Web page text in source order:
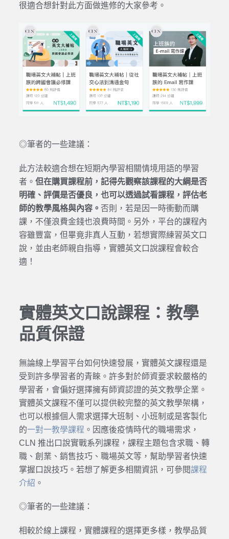
很適合想針對此方面做進修的大家參考。
◎筆者的一些建議：
此方法較適合想在短期內學習相關情境用語的學習
者。 但在購買課程前，記得先觀察該課程的大綱是否
明確、評價是否優良，也可以透過試看課程，評估老
師的教學風格與內容。 否則，若是因一時衝動而購
課，不僅浪費金錢也浪費時間。另外，平台的課程內
容雖豐富，但畢竟非真人互動，若想實際練習英文口
說，並由老師親自指導，實體英文口說課程會較合
適！
實體英文口說課程：教學
品質保證
無論線上學習平台如何快速發展，實體英文課程還是
受到許多學習者的青睞。許多對於師資要求較嚴格的
學習者，會偏好選擇擁有師資認證的英文教學企業。
實體英文課程不僅可以提供較完整的英文教學架構，
也可以根據個人需求選擇大班制、小班制或是客製化
的一對一教學課程 。因應後疫情時代的職場需求，
CLN 推出口說實戰系列課程，課程主題包含求職、轉
職、創業、銷售技巧、職場英文等，幫助學習者快速
掌握口說技巧。若想了解更多相關資訊，可參閱課程
介紹 。
◎筆者的一些建議：
相較於線上課程，實體課程的選擇更多樣，教學品質